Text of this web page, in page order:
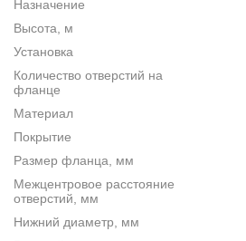
Назначение
Высота, м
Установка
Количество отверстий на
фланце
Материал
Покрытие
Размер фланца, мм
Межцентровое расстояние
отверстий, мм
Нижний диаметр, мм